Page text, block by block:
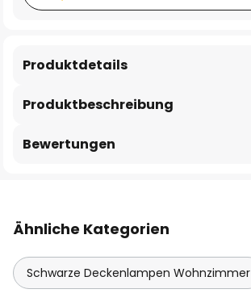
Produktbeschreibung
Produktdetails
Bewertungen
Ähnliche Kategorien
Schwarze Deckenlampen Wohnzimmer